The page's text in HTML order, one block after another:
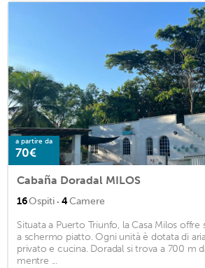
a partire da
70€
Cabaña Doradal MILOS
16Ospiti · 4Camere
Situata a Puerto Triunfo, la Casa Milos
a schermo piatto. Ogni unità è dotata di
privato e cucina. Doradal si trova a 700 m
mentre ...